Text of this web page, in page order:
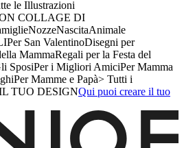
le Illustrazioni
COLLAGE DI
NozzeNascitaAnimale
Per San ValentinoDisegni per
MammaRegali per la Festa del
SposiPer i Migliori AmiciPer Mamma
Per Mamme e Papà> Tutti i
TUO DESIGNQui puoi creare il tuo